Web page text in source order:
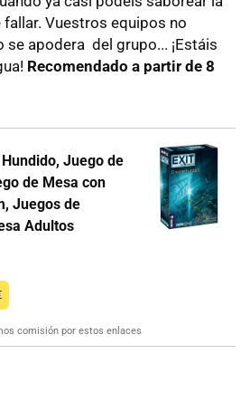
Vuestros equipos no
se apodera del grupo... ¡Estáis
Recomendado a partir de 8
Juego de
de Mesa con
Juegos de
Adultos
comisión por estos enlaces